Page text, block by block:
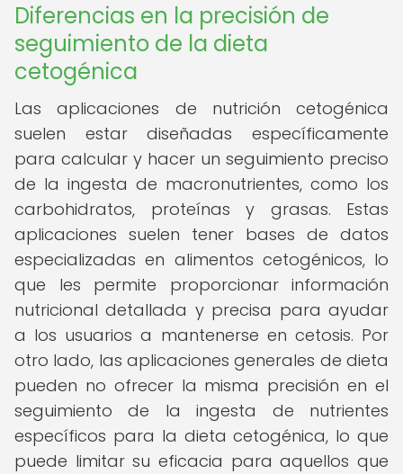
Diferencias en la precisión de
seguimiento de la dieta
cetogénica
Las aplicaciones de nutrición cetogénica
suelen estar diseñadas específicamente
para calcular y hacer un seguimiento preciso
de la ingesta de macronutrientes, como los
carbohidratos, proteínas y grasas. Estas
aplicaciones suelen tener bases de datos
especializadas en alimentos cetogénicos, lo
que les permite proporcionar información
nutricional detallada y precisa para ayudar
a los usuarios a mantenerse en cetosis. Por
otro lado, las aplicaciones generales de dieta
pueden no ofrecer la misma precisión en el
seguimiento de la ingesta de nutrientes
específicos para la dieta cetogénica, lo que
puede limitar su eficacia para aquellos que